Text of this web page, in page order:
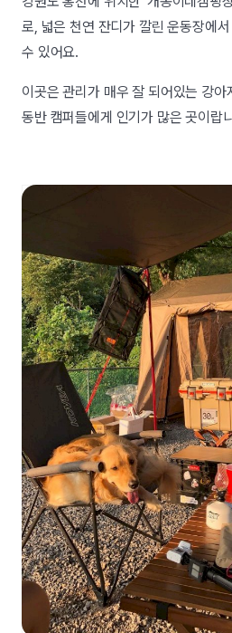
로, 넓은 천연 잔디가 깔린 운동장에
수 있어요.
이곳은 관리가 매우 잘 되어있는 강
동반 캠퍼들에게 인기가 많은 곳이랍